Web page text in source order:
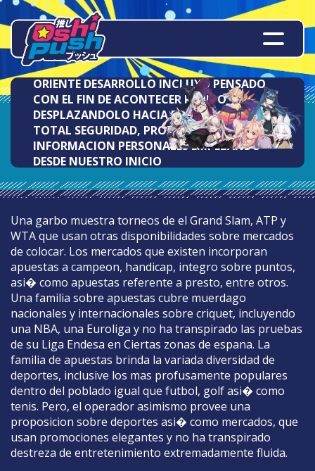
ORIENTE DESARROLLO INCLUYO PENSADO
CON EL FIN DE ACONTECER RAPIDO
DESPLAZANDOLO HACIA EL PELO CON
TOTAL SEGURIDAD, PROTEGIENDO HACEN DE
INFORMACION PERSONALES EMPEZANDO
DESDE NUESTRO INICIO
Una garbo muestra torneos de el Grand Slam, ATP y
WTA que usan otras disponibilidades sobre mercados
de colocar. Los mercados que existen incorporan
apuestas a campeon, handicap, integro sobre puntos,
asi� como apuestas referente a presto, entre otros.
Una familia sobre apuestas cubre muerdago
nacionales y internacionales sobre criquet, incluyendo
una NBA, una Euroliga y no ha transpirado las pruebas
de su Liga Endesa en Ciertas zonas de espana. La
familia de apuestas brinda la variada diversidad de
deportes, inclusive los mas profusamente populares
dentro del poblado igual que futbol, golf asi� como
tenis. Pero, el operador asimismo provee una
proposicion sobre deportes asi� como mercados, que
usan promociones elegantes y no ha transpirado
destreza de entretenimiento extremadamente fluida.